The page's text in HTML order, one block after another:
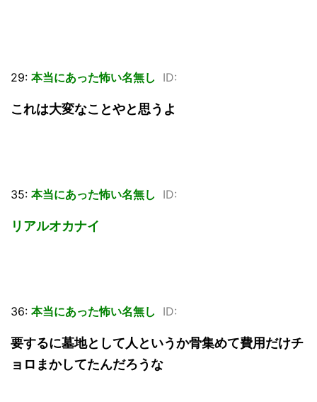
29: 本当にあった怖い名無し ID:
これは大変なことやと思うよ
35: 本当にあった怖い名無し ID:
リアルオカナイ
36: 本当にあった怖い名無し ID:
要するに墓地として人というか骨集めて費用だけチ
ョロまかしてたんだろうな